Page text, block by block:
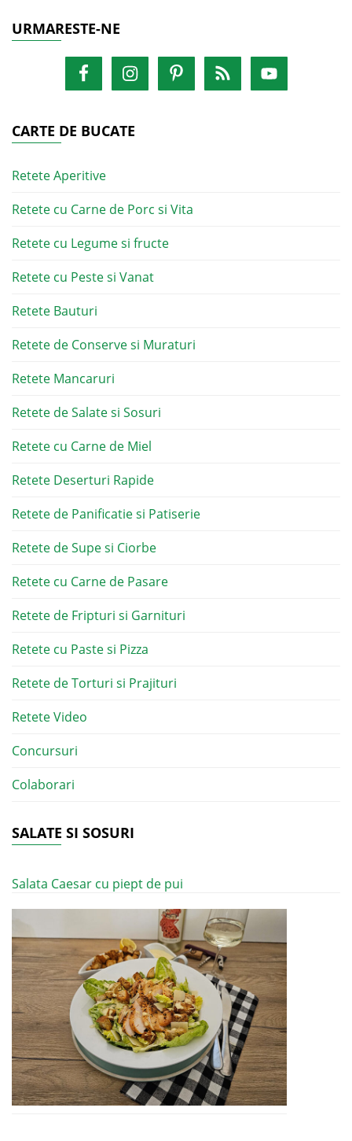
URMARESTE-NE
CARTE DE BUCATE
Retete Aperitive
Retete cu Carne de Porc si Vita
Retete cu Legume si fructe
Retete cu Peste si Vanat
Retete Bauturi
Retete de Conserve si Muraturi
Retete Mancaruri
Retete de Salate si Sosuri
Retete cu Carne de Miel
Retete Deserturi Rapide
Retete de Panificatie si Patiserie
Retete de Supe si Ciorbe
Retete cu Carne de Pasare
Retete de Fripturi si Garnituri
Retete cu Paste si Pizza
Retete de Torturi si Prajituri
Retete Video
Concursuri
Colaborari
SALATE SI SOSURI
Salata Caesar cu piept de pui